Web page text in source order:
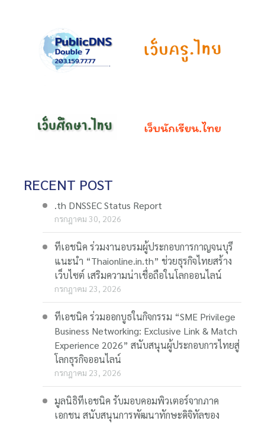
RECENT POST
.th DNSSEC Status Report
กรกฎาคม 30, 2026
ทีเอชนิค ร่วมงานอบรมผู้ประกอบการกาญจนบุรี
แนะนำ “Thaionline.in.th” ช่วยธุรกิจไทยสร้าง
เว็บไซต์ เสริมความน่าเชื่อถือในโลกออนไลน์
กรกฎาคม 23, 2026
ทีเอชนิค ร่วมออกบูธในกิจกรรม “SME Privilege
Business Networking: Exclusive Link & Match
Experience 2026” สนับสนุนผู้ประกอบการไทยสู่
โลกธุรกิจออนไลน์
กรกฎาคม 23, 2026
มูลนิธิทีเอชนิค รับมอบคอมพิวเตอร์จากภาค
เอกชน สนับสนุนการพัฒนาทักษะดิจิทัลของ